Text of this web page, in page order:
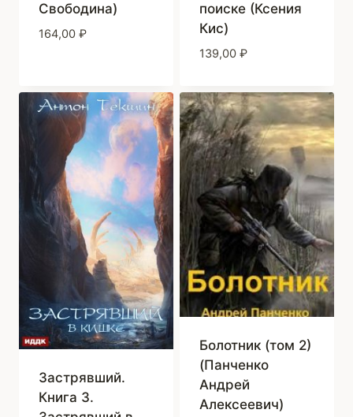
Свободина)
164,00 ₽
поиске (Ксения
Кис)
139,00 ₽
Застрявший.
Книга 3.
Болотник (том 2)
(Панченко
Андрей
Алексеевич)